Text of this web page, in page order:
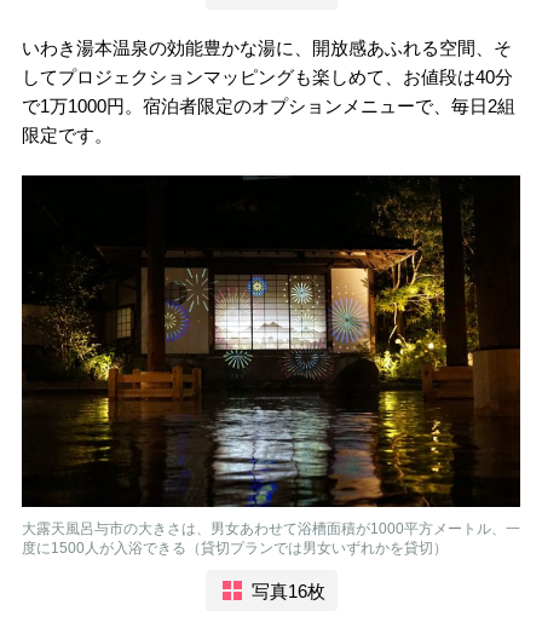
いわき湯本温泉の効能豊かな湯に、開放感あふれる空間、そ
してプロジェクションマッピングも楽しめて、お値段は40分
で1万1000円。宿泊者限定のオプションメニューで、毎日2組
限定です。
大露天風呂与市の大きさは、男女あわせて浴槽面積が1000平方メートル、一
度に1500人が入浴できる（貸切プランでは男女いずれかを貸切）
写真16枚